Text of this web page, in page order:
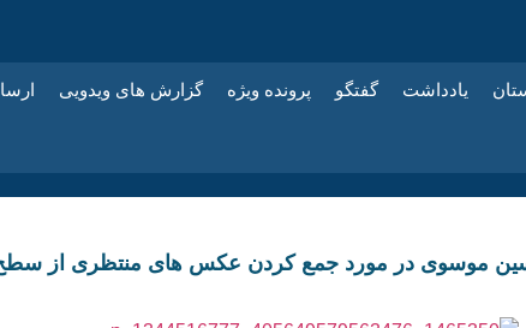
یادداشت گفتگو پرونده ویژه گزارش های ویدویی
موسوی در مورد جمع کردن عکس های منتظری از